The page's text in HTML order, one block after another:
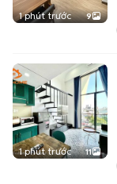
1 phút trước 9
1 phút trước 11